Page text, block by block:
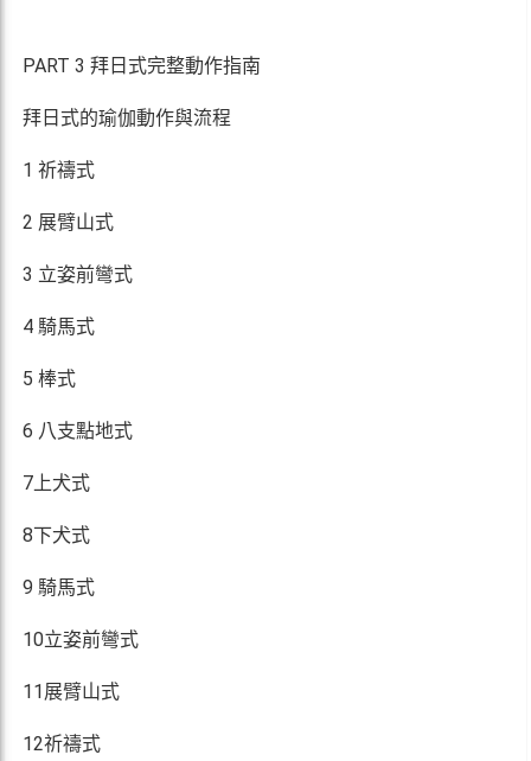
PART 3 拜日式完整動作指南
拜日式的瑜伽動作與流程
1 祈禱式
2 展臂山式
3 立姿前彎式
4 騎馬式
5 棒式
6 八支點地式
7上犬式
8下犬式
9 騎馬式
10立姿前彎式
11展臂山式
12祈禱式